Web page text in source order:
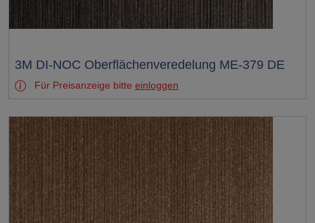
Test
3M DI-NOC Oberflächenveredelung ME-379 DE
Für Preisanzeige bitte einloggen